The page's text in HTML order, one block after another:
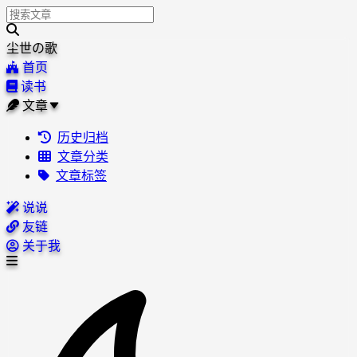
尘世の歌
首页
读书
文章
历史归档
文章分类
文章标签
说说
友链
关于我